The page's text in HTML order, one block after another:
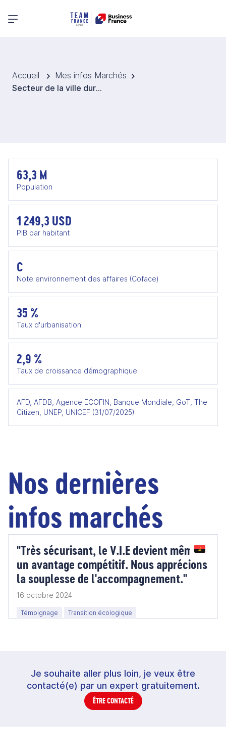
Menu principal
Accueil
Mes infos Marchés
Secteur de la ville durable en Tanzanie
63,3 M
Population
1 249,3 USD
PIB par habitant
C
Note environnement des affaires (Coface)
35 %
Taux d'urbanisation
2,9 %
Taux de croissance démographique
AFD, AFDB, Agence ECOFIN, Banque Mondiale, GoT, The
Citizen, UNEP, UNICEF (31/07/2025)
Nos dernières
infos marchés
"Très sécurisant, le V.I.E devient même
un avantage compétitif. Nous apprécions
la souplesse de l'accompagnement."
16 octobre 2024
Témoignage Transition écologique
Je souhaite aller plus loin, je veux être
contacté(e) par un expert gratuitement.
ÊTRE CONTACTÉ